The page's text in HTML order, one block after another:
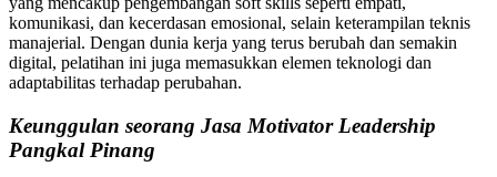
komunikasi, dan kecerdasan emosional, selain keterampilan teknis
manajerial. Dengan dunia kerja yang terus berubah dan semakin
digital, pelatihan ini juga memasukkan elemen teknologi dan
adaptabilitas terhadap perubahan.
Keunggulan seorang Jasa Motivator Leadership
Pangkal Pinang